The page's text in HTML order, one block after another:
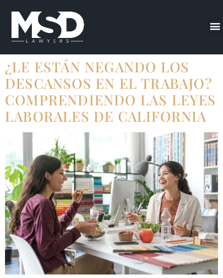
¿LE ESTÁN NEGANDO LOS
DESCANSOS EN EL TRABAJO?
COMPRENDIENDO LAS LEYES
LABORALES DE CALIFORNIA